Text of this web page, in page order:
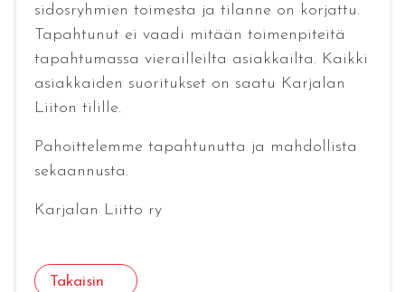
sidosryhmien toimesta ja tilanne on korjattu.
Tapahtunut ei vaadi mitään toimenpiteitä
tapahtumassa vierailleilta asiakkailta. Kaikki
asiakkaiden suoritukset on saatu Karjalan
Liiton tilille.
Pahoittelemme tapahtunutta ja mahdollista
sekaannusta.
Karjalan Liitto ry
Takaisin